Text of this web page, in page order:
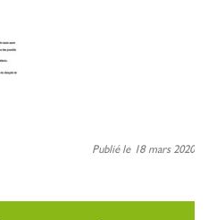
Publié le 18 mars 2020